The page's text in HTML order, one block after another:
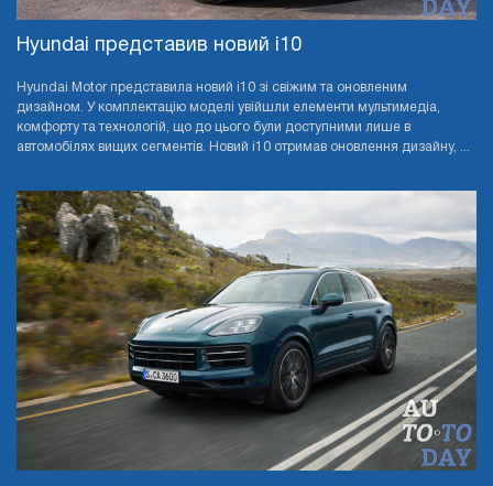
Hyundai представив новий i10
Hyundai Motor представила новий i10 зі свіжим та оновленим
дизайном. У комплектацію моделі увійшли елементи мультимедіа,
комфорту та технологій, що до цього були доступними лише в
автомобілях вищих сегментів. Новий i10 отримав оновлення дизайну, ...